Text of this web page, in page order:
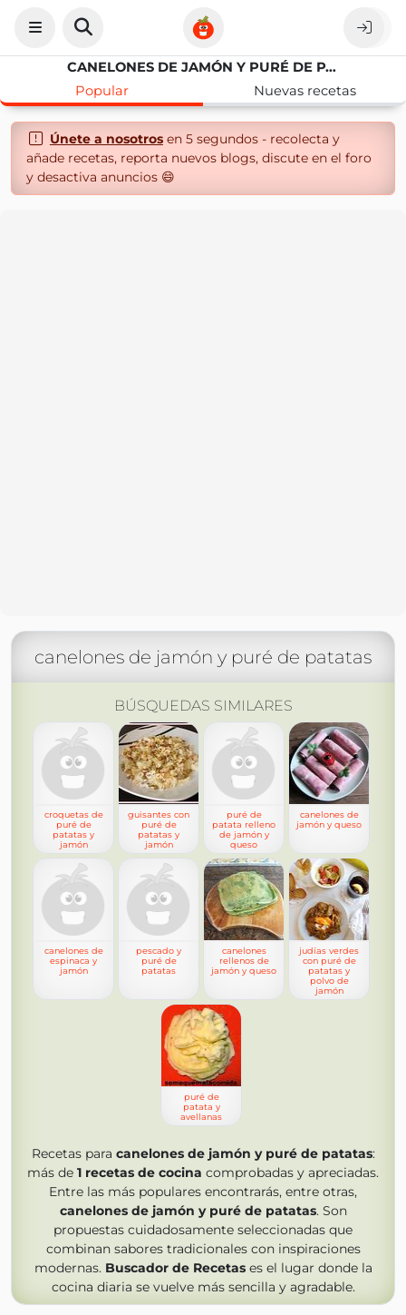
CANELONES DE JAMÓN Y PURÉ DE PATATAS
Popular
Nuevas recetas
Únete a nosotrosen 5 segundos - recolecta y
añade recetas, reporta nuevos blogs, discute en el foro
y desactiva anuncios 😄
canelones de jamón y puré de patatas
BÚSQUEDAS SIMILARES
croquetas de
puré de
patatas y
jamón
guisantes con
puré de
patatas y
jamón
puré de
patata relleno
de jamón y
queso
canelones de
jamón y queso
canelones de
espinaca y
jamón
pescado y
puré de
patatas
canelones
rellenos de
jamón y queso
judías verdes
con puré de
patatas y
polvo de
jamón
puré de
patata y
avellanas
Recetas para canelones de jamón y puré de patatas:
más de 1 recetas de cocina comprobadas y apreciadas.
Entre las más populares encontrarás, entre otras,
canelones de jamón y puré de patatas. Son
propuestas cuidadosamente seleccionadas que
combinan sabores tradicionales con inspiraciones
modernas. Buscador de Recetases el lugar donde la
cocina diaria se vuelve más sencilla y agradable.